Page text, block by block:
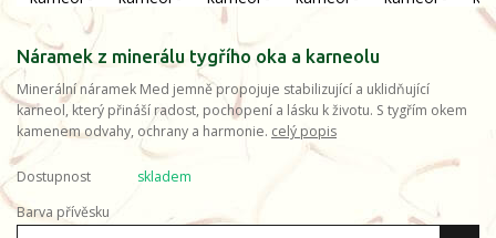
Náramek z minerálu tygřího oka a karneolu
Minerální náramek Med jemně propojuje stabilizující a uklidňující
karneol, který přináší radost, pochopení a lásku k životu. S tygřím okem
kamenem odvahy, ochrany a harmonie. celý popis
Dostupnost
skladem
Barva přívěsku